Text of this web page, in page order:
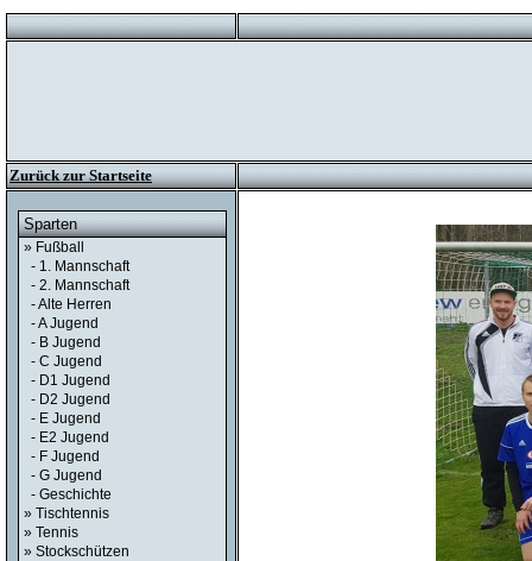
Zurück zur Startseite
Sparten
» Fußball
- 1. Mannschaft
- 2. Mannschaft
- Alte Herren
- A Jugend
- B Jugend
- C Jugend
- D1 Jugend
- D2 Jugend
- E Jugend
- E2 Jugend
- F Jugend
- G Jugend
- Geschichte
» Tischtennis
» Tennis
» Stockschützen